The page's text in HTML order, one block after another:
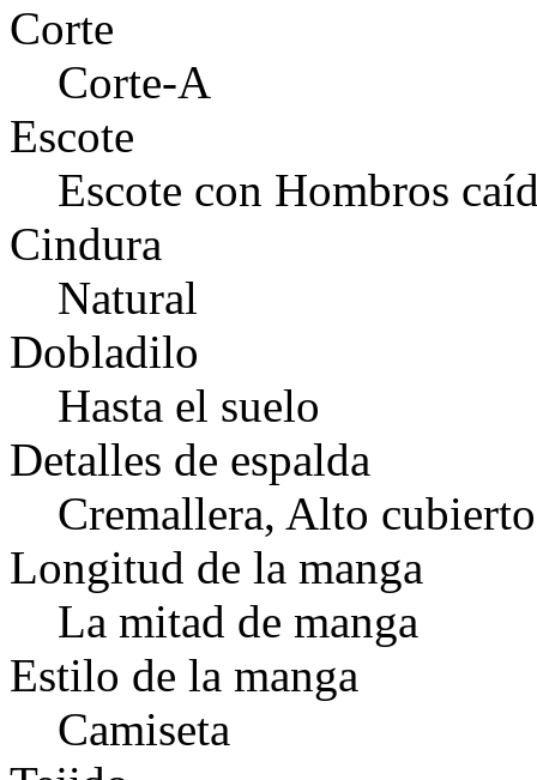
Corte
Corte-A
Escote
Escote con Hombros
Cindura
Natural
Dobladilo
Hasta el suelo
Detalles de espalda
Cremallera, Alto cubierto
Longitud de la manga
La mitad de manga
Estilo de la manga
Camiseta